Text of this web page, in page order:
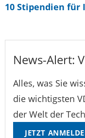
10 Stipendien für
News-Alert:
Alles, was Sie
die wichtigsten
der Welt der
JETZT